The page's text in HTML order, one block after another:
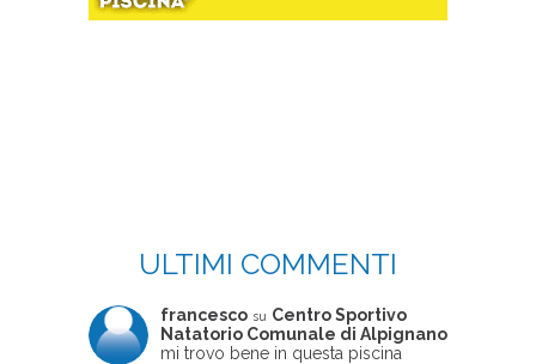
ULTIMI COMMENTI
francesco su Centro Sportivo
Natatorio Comunale di Alpignano
mi trovo bene in questa piscina